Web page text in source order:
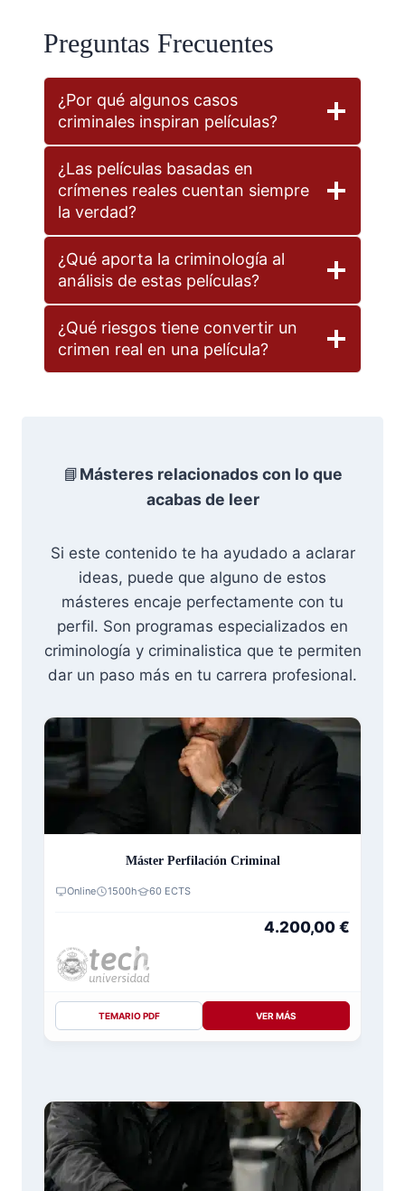
Preguntas Frecuentes
¿Por qué algunos casos
criminales inspiran películas?
¿Las películas basadas en
crímenes reales cuentan siempre
la verdad?
¿Qué aporta la criminología al
análisis de estas películas?
¿Qué riesgos tiene convertir un
crimen real en una película?
📘Másteres relacionados con lo que
acabas de leer
Si este contenido te ha ayudado a aclarar
ideas, puede que alguno de estos
másteres encaje perfectamente con tu
perfil. Son programas especializados en
criminología y criminalistica que te permiten
dar un paso más en tu carrera profesional.
Máster Perfilación Criminal
Online 1500h 60 ECTS
4.200,00 €
TEMARIO PDF VER MÁS